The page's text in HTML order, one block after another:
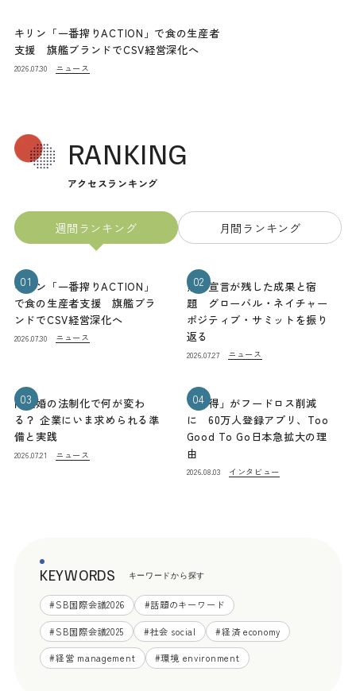
キリン「一番搾りACTION」で食の生産者
支援 旗艦ブランドでCSV経営深化へ
2026.07.30 ニュース
RANKING
アクセスランキング
週間ランキング 月間ランキング
01
キリン「一番搾りACTION」
で食の生産者支援 旗艦ブラ
ンドでCSV経営深化へ
2026.07.30 ニュース
02
熊本宣言が残した成果と宿
題 グローバル・ネイチャー
ポジティブ・サミットを振り
返る
2026.07.27 ニュース
03
同性婚の法制化で何が変わ
る？ 企業にいま求められる準
備と実践
2026.07.21 ニュース
04
「お得」がフードロス削減
に 60万人登録アプリ、Too
Good To Go日本急拡大の理
由
2026.08.03 インタビュー
KEYWORDS キーワードから探す
#SB国際会議2026 #話題のキーワード
#SB国際会議2025 #社会 social #経済 economy
#経営 management #環境 environment